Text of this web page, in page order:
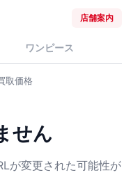
店舗案内
ワンピース
取価格
せん
が変更された可能性が